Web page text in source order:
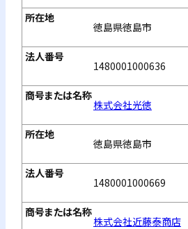
徳島県徳島市
1480001000636
株式会社光徳
徳島県徳島市
1480001000669
株式会社近藤泰商店